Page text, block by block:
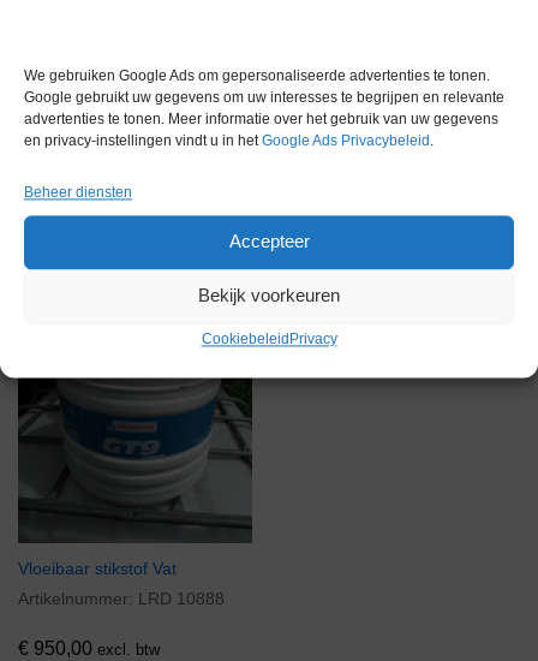
We gebruiken Google Ads om gepersonaliseerde advertenties te tonen.
Google gebruikt uw gegevens om uw interesses te begrijpen en relevante
advertenties te tonen. Meer informatie over het gebruik van uw gegevens
en privacy-instellingen vindt u in hetGoogle Ads Privacybeleid .
Beheer diensten
Accepteer
Bekijk voorkeuren
Cookiebeleid Privacy
Gerelateerde producten
Via bemiddeling
Vloeibaar stikstof Vat
Artikelnummer: LRD 10888
€ 950,00 excl. btw